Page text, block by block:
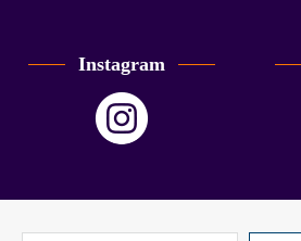
Instagram